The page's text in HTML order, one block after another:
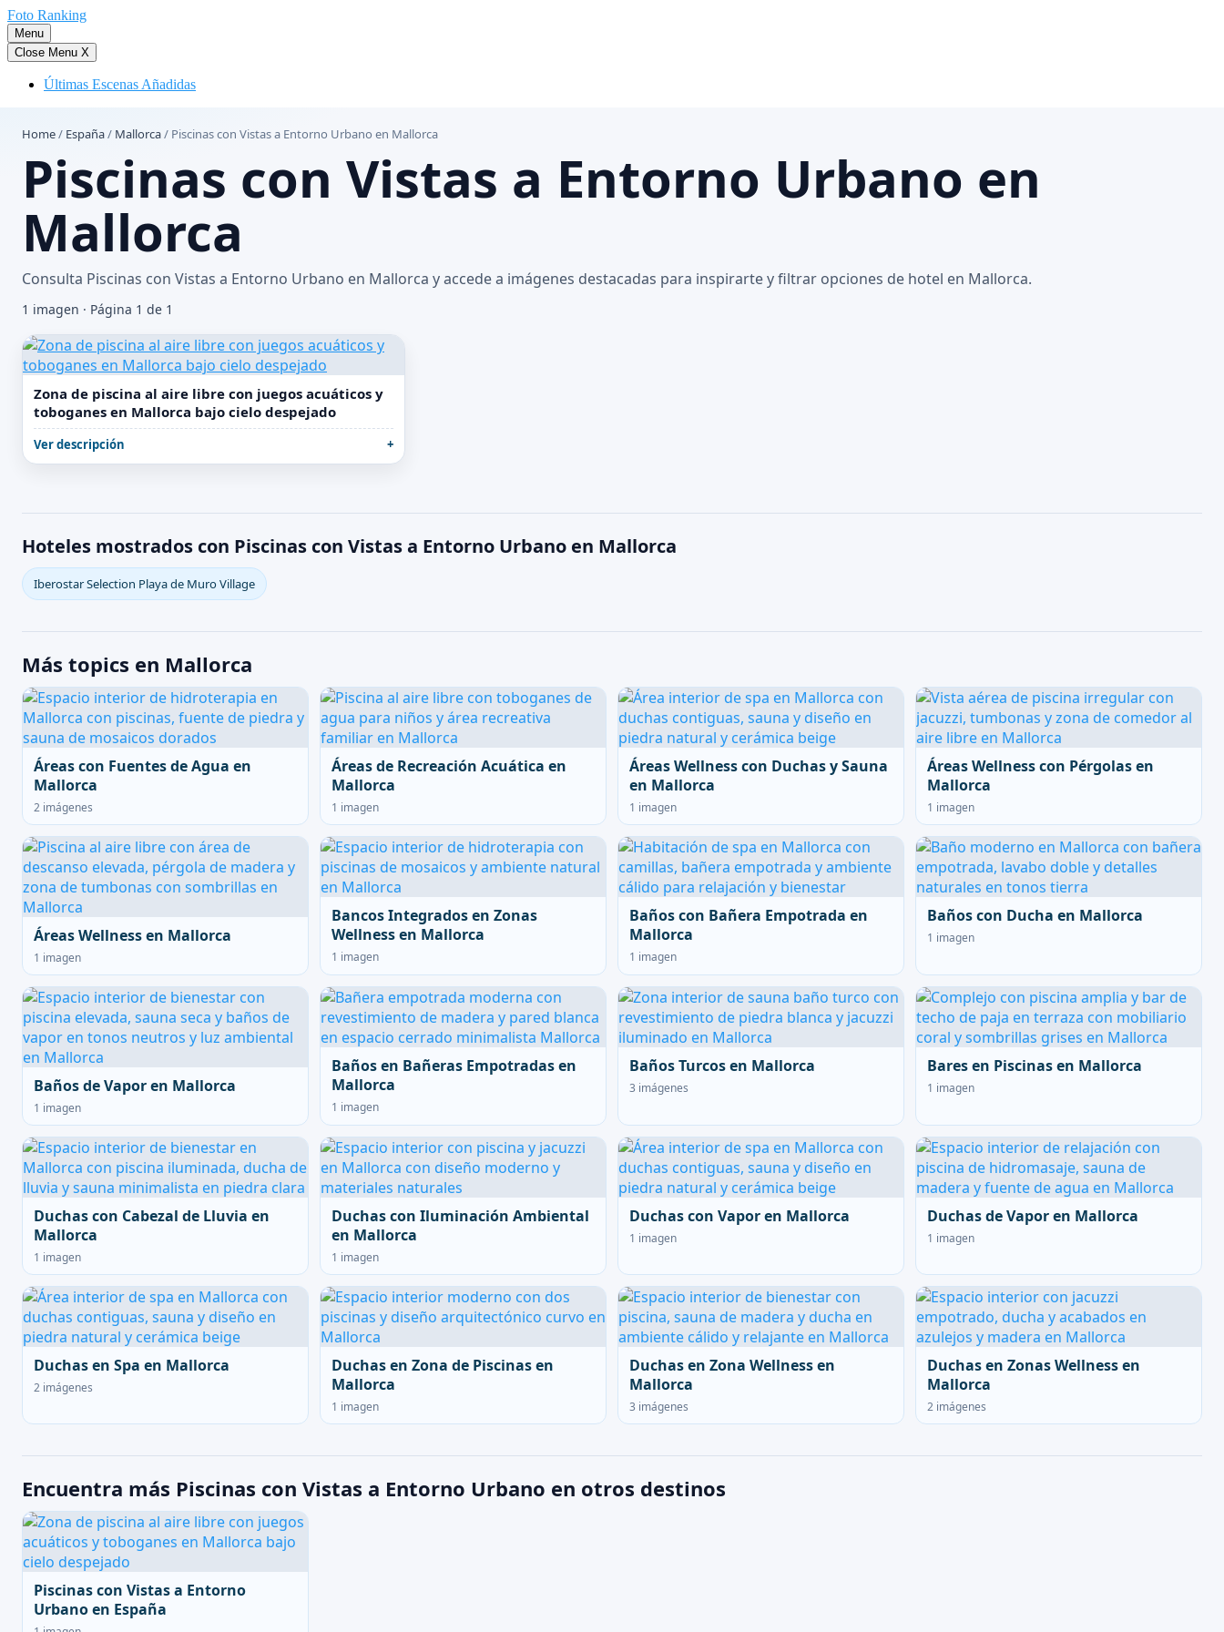
Saltar
al
contenido
Foto Ranking
Menu
Close Menu X
Últimas Escenas Añadidas
Home/ España/ Mallorca/ Piscinas con Vistas a Entorno Urbano en Mallorca
Piscinas con Vistas a Entorno Urbano en
Mallorca
Consulta Piscinas con Vistas a Entorno Urbano en Mallorca y accede a imágenes destacadas para inspirarte y filtrar opciones de hotel en Mallorca.
1 imagen · Página 1 de 1
Zona de piscina al aire libre con juegos acuáticos y
toboganes en Mallorca bajo cielo despejado
Ver descripción
Hoteles mostrados con Piscinas con Vistas a Entorno Urbano en Mallorca
Iberostar Selection Playa de Muro Village
Más topics en Mallorca
Áreas con Fuentes de Agua en
Mallorca
2 imágenes
Áreas de Recreación Acuática en
Mallorca
1 imagen
Áreas Wellness con Duchas y Sauna
en Mallorca
1 imagen
Áreas Wellness con Pérgolas en
Mallorca
1 imagen
Áreas Wellness en Mallorca
1 imagen
Bancos Integrados en Zonas
Wellness en Mallorca
1 imagen
Baños con Bañera Empotrada en
Mallorca
1 imagen
Baños con Ducha en Mallorca
1 imagen
Baños de Vapor en Mallorca
1 imagen
Baños en Bañeras Empotradas en
Mallorca
1 imagen
Baños Turcos en Mallorca
3 imágenes
Bares en Piscinas en Mallorca
1 imagen
Duchas con Cabezal de Lluvia en
Mallorca
1 imagen
Duchas con Iluminación Ambiental
en Mallorca
1 imagen
Duchas con Vapor en Mallorca
1 imagen
Duchas de Vapor en Mallorca
1 imagen
Duchas en Spa en Mallorca
2 imágenes
Duchas en Zona de Piscinas en
Mallorca
1 imagen
Duchas en Zona Wellness en
Mallorca
3 imágenes
Duchas en Zonas Wellness en
Mallorca
2 imágenes
Encuentra más Piscinas con Vistas a Entorno Urbano en otros destinos
Piscinas con Vistas a Entorno
Urbano en España